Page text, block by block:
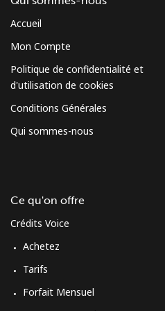
Accueil
Mon Compte
Politique de confidentialité et
d'utilisation de cookies
Conditions Générales
Qui sommes-nous
Ce qu'on offre
Crédits Voice
Achetez
Tarifs
Forfait Mensuel